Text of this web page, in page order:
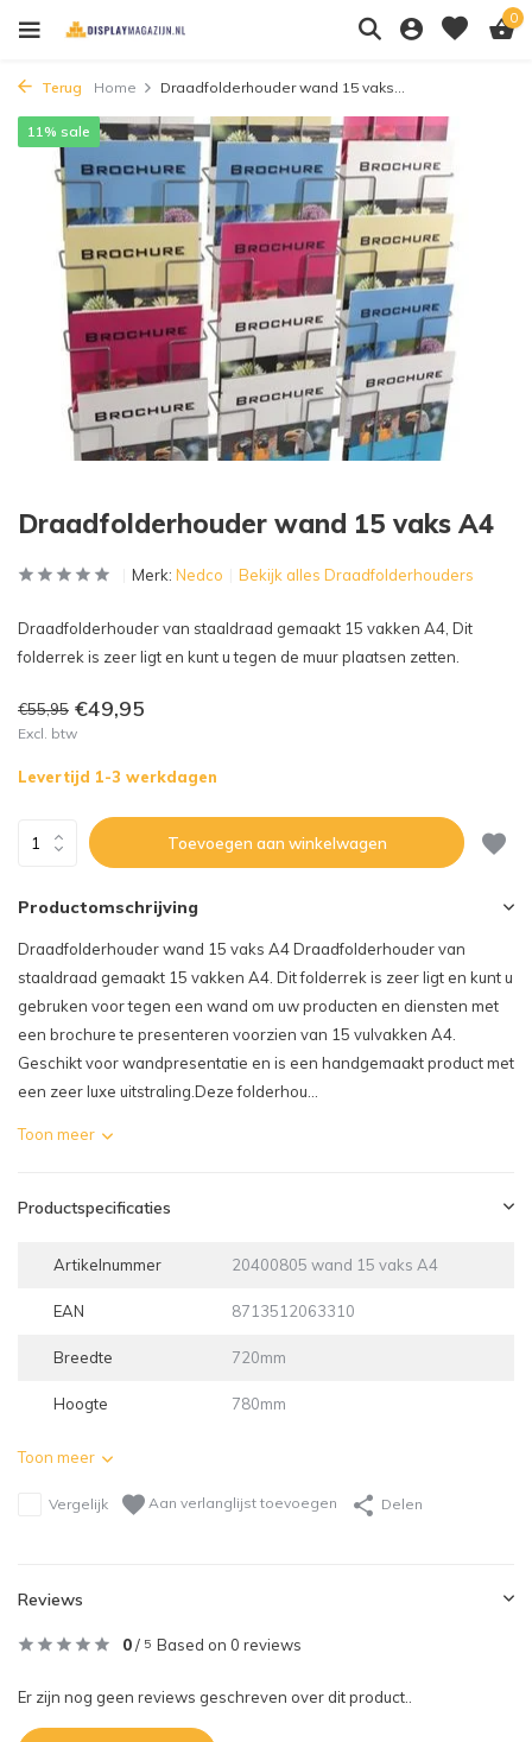
0
Terug Home Draadfolderhouder wand 15 vaks...
Draadfolderhouder wand 15 vaks A4
11% sale
Merk: Nedco Bekijk alles Draadfolderhouders
Draadfolderhouder van staaldraad gemaakt 15 vakken A4, Dit
folderrek is zeer ligt en kunt u tegen de muur plaatsen zetten.
€55,95 €49,95
Excl. btw
Levertijd 1-3 werkdagen
Toevoegen aan winkelwagen
Productomschrijving
Draadfolderhouder wand 15 vaks A4 Draadfolderhouder van
staaldraad gemaakt 15 vakken A4. Dit folderrek is zeer ligt en kunt u
gebruken voor tegen een wand om uw producten en diensten met
een brochure te presenteren voorzien van 15 vulvakken A4.
Geschikt voor wandpresentatie en is een handgemaakt product met
een zeer luxe uitstraling.Deze folderhou...
Toon meer
Productspecificaties
Artikelnummer 20400805 wand 15 vaks A4
EAN 8713512063310
Breedte 720mm
Hoogte 780mm
Toon meer
Vergelijk Aan verlanglijst toevoegen Delen
Reviews
0/ 5 Based on 0 reviews
Er zijn nog geen reviews geschreven over dit product..